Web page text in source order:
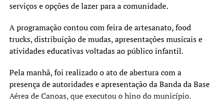
compartilham as suas experiências práticas.
O Curta Fecic é financiado pelo PIC 2023, via Secretaria
de Cultura e Turismo e Prefeitura de Canoas. A realização
é da Prosa Filmes, com gestão cultural e produção
apoio institucional do Metropolitano RS, Fundacine e
CurtaENEM.
serviços e opções de lazer para a comunidade.
A programação contou com feira de artesanato, food
trucks, distribuição de mudas, apresentações musicais e
atividades educativas voltadas ao público infantil.
Pela manhã, foi realizado o ato de abertura com a
presença de autoridades e apresentação da Banda da Base
Aérea de Canoas, que executou o hino do município.